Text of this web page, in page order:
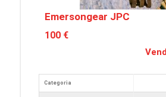
Emersongear JPC
100 €
Categoria